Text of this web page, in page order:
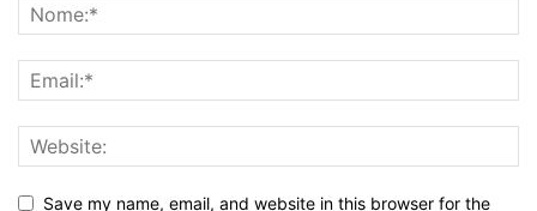
Save my name, email, and website in this browser for the